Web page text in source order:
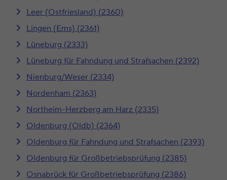
Leer (Ostfriesland) (2360)
Lingen (Ems) (2361)
Lüneburg (2333)
Lüneburg für Fahndung und Strafsachen (2392)
Nienburg/Weser (2334)
Nordenham (2363)
Northeim-Herzberg am Harz (2335)
Oldenburg (Oldb) (2364)
Oldenburg für Fahndung und Strafsachen (2393)
Oldenburg für Großbetriebsprüfung (2385)
Osnabrück für Großbetriebsprüfung (2386)